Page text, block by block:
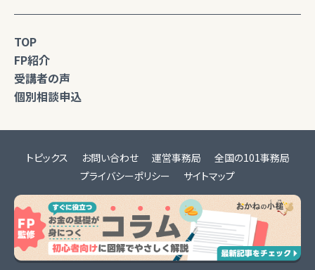
TOP
FP紹介
受講者の声
個別相談申込
トピックス お問い合わせ 運営事務局
全国の101事務局
プライバシーポリシー
サイトマップ